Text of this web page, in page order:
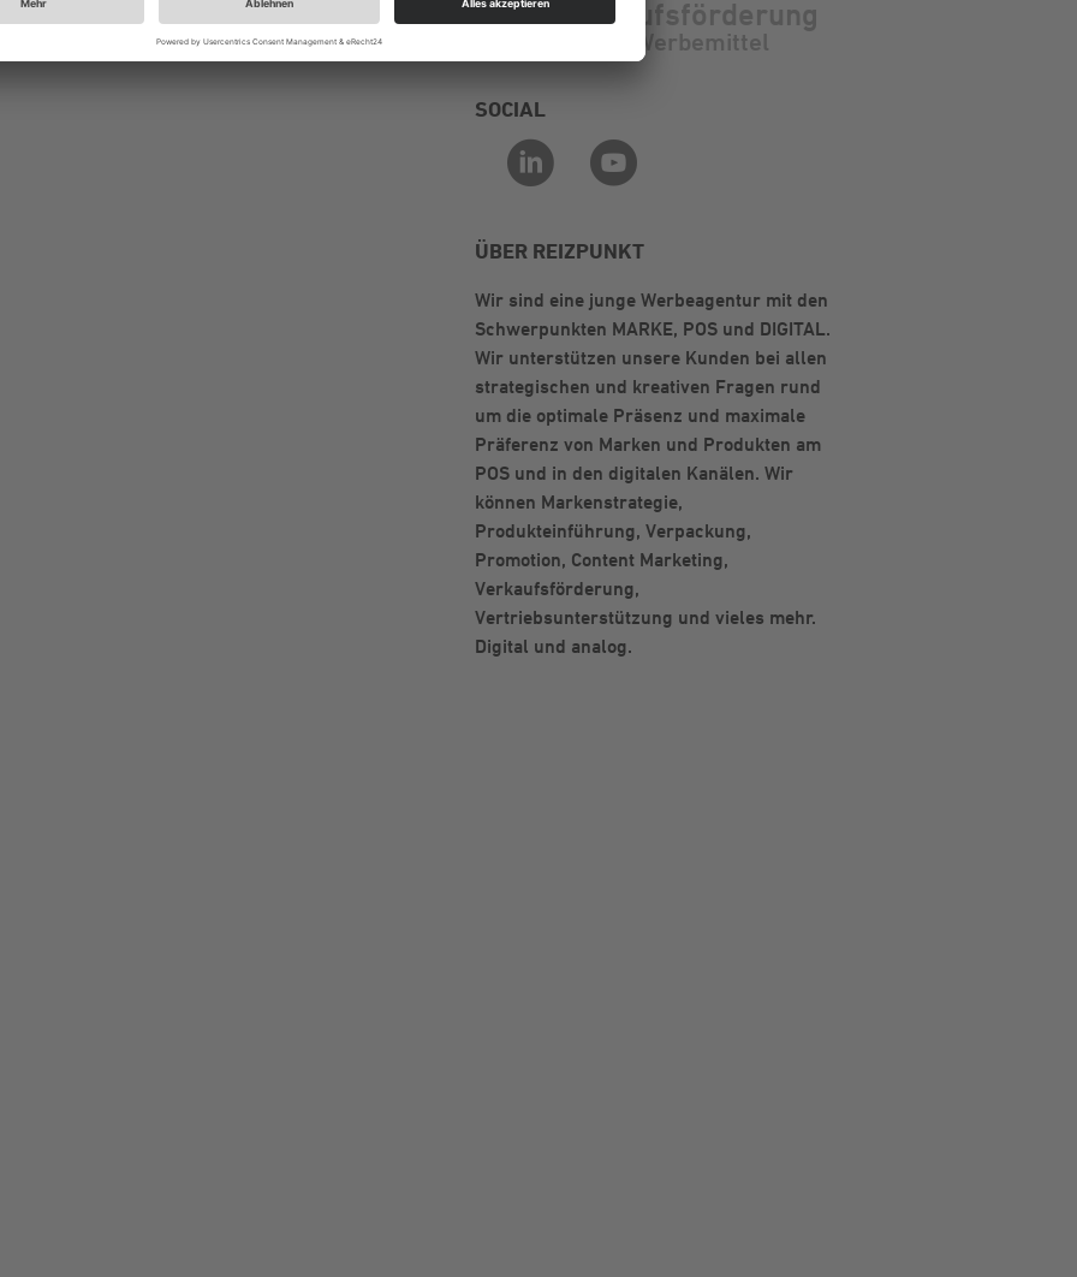
VKF - Verkaufsförderung
Werbemittel
SOCIAL
ÜBER REIZPUNKT
Wir sind eine junge Werbeagentur mit den
Schwerpunkten MARKE, POS und DIGITAL.
Wir unterstützen unsere Kunden bei allen
strategischen und kreativen Fragen rund
um die optimale Präsenz und maximale
Präferenz von Marken und Produkten am
POS und in den digitalen Kanälen. Wir
können Markenstrategie,
Produkteinführung, Verpackung,
Promotion, Content Marketing,
Verkaufsförderung,
Vertriebsunterstützung und vieles mehr.
Digital und analog.